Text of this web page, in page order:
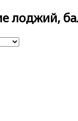
лоджий,